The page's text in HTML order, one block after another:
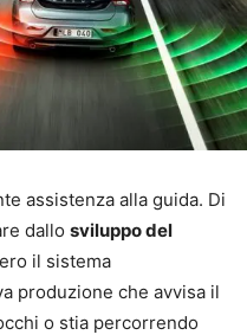
assistenza alla guida. Di
dallo sviluppo del
il sistema
produzione che avvisa il
o stia percorrendo